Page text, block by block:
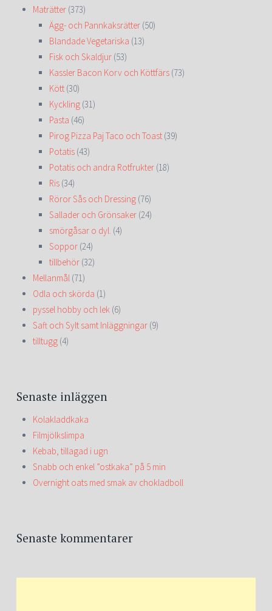
Maträtter (373)
Ägg- och Pannkaksrätter (50)
Blandade Vegetariska (13)
Fisk och Skaldjur (53)
Kassler Bacon Korv och Köttfärs (73)
Kött (30)
Kyckling (31)
Pasta (46)
Pirog Pizza Paj Taco och Toast (39)
Potatis (43)
Potatis och andra Rotfrukter (18)
Ris (34)
Röror Sås och Dressing (76)
Sallader och Grönsaker (24)
smörgåsar o dyl. (4)
Soppor (24)
tillbehör (32)
Mellanmål (71)
Odla och skörda (1)
pyssel hobby och lek (6)
Saft och Sylt samt Inläggningar (9)
tilltugg (4)
Senaste inläggen
Kolakladdkaka
Filmjölkslimpa
Kebab, tillagad i ugn
Snabb och enkel ”ostkaka” på 5 min
Overnight oats med smak av chokladboll
Senaste kommentarer